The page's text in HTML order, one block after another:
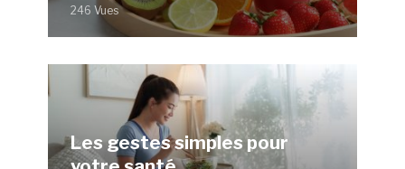
246 Vues
Les gestes simples pour